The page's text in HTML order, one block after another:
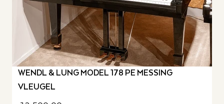
WENDL & LUNG MODEL 178 PE MESSING
VLEUGEL